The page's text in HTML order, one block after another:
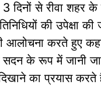
दिनों से रीवा शहर
की उपेक्षा
आलोचना करते हुए
सदन के रूप में
दिखाने का प्रयास